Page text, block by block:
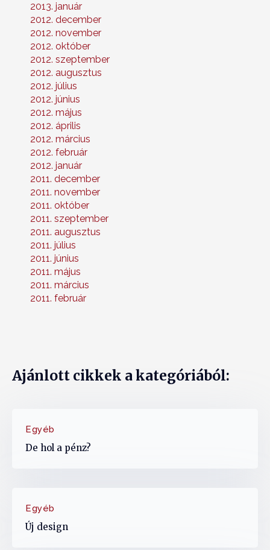
2013. január
2012. december
2012. november
2012. október
2012. szeptember
2012. augusztus
2012. július
2012. június
2012. május
2012. április
2012. március
2012. február
2012. január
2011. december
2011. november
2011. október
2011. szeptember
2011. augusztus
2011. július
2011. június
2011. május
2011. március
2011. február
Ajánlott cikkek a kategóriából:
Egyéb
De hol a pénz?
Egyéb
Új design